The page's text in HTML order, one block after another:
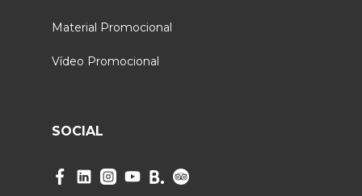
Material Promocional
Vídeo Promocional
SOCIAL